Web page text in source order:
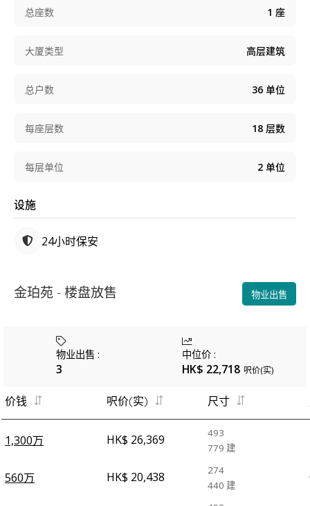
总座数 1 座
大厦类型 高层建筑
总户数 36 单位
每座层数 18 层数
每层单位 2 单位
设施
24小时保安
金珀苑 - 楼盘放售 物业出售
物业出售 :
3
中位价:
HK$ 22,718 呎价(实)
价钱 呎价(实) 尺寸
1,300万 HK$ 26,369
493
779 建
560万 HK$ 20,438
274
440 建